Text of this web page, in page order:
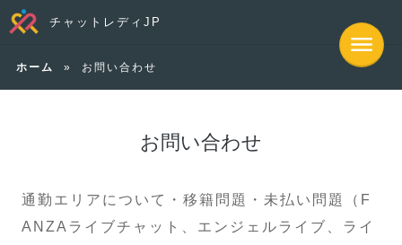
チャットレディJP
ホーム » お問い合わせ
お問い合わせ
通勤エリアについて・移籍問題・未払い問題（F
ANZAライブチャット、エンジェルライブ、ライ